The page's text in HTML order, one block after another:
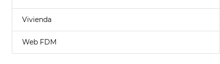
Vivienda
Web FDM